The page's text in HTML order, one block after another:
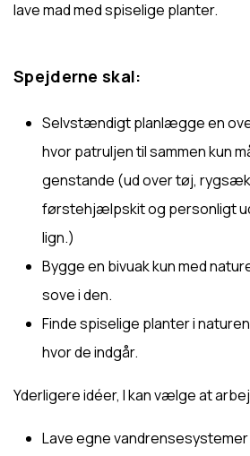
lave mad med spiselige planter.
Spejderne skal:
Selvstændigt planlægge en
hvor patruljen til sammen kun
genstande (ud over tøj,
førstehjælpskit og personligt
lign.)
Bygge en bivuak kun med
sove i den.
Finde spiselige planter i
hvor de indgår.
Yderligere idéer, Ikanvælge at
Lave egne vandrensesystemer